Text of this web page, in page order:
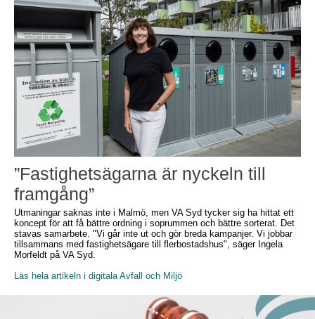
”Fastighetsägarna är nyckeln till
framgång”
Utmaningar saknas inte i Malmö, men VA Syd tycker sig ha hittat ett
koncept för att få bättre ordning i soprummen och bättre sorterat. Det
stavas samarbete. "Vi går inte ut och gör breda kampanjer. Vi jobbar
tillsammans med fastighetsägare till flerbostadshus", säger Ingela
Morfeldt på VA Syd.
Läs hela artikeln i digitala Avfall och Miljö